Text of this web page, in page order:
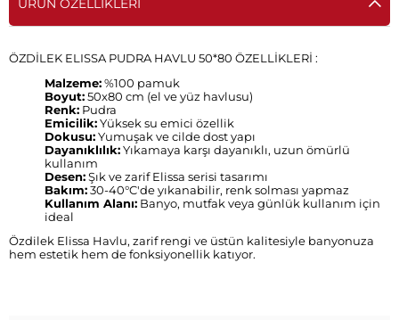
ÜRÜN ÖZELLIKLERI
ÖZDİLEK ELISSA PUDRA HAVLU 50*80 ÖZELLİKLERİ :
Malzeme: %100 pamuk
Boyut: 50x80 cm (el ve yüz havlusu)
Renk: Pudra
Emicilik: Yüksek su emici özellik
Dokusu: Yumuşak ve cilde dost yapı
Dayanıklılık: Yıkamaya karşı dayanıklı, uzun ömürlü
kullanım
Desen: Şık ve zarif Elissa serisi tasarımı
Bakım: 30-40°C'de yıkanabilir, renk solması yapmaz
Kullanım Alanı: Banyo, mutfak veya günlük kullanım için
ideal
Özdilek Elissa Havlu, zarif rengi ve üstün kalitesiyle banyonuza
hem estetik hem de fonksiyonellik katıyor.